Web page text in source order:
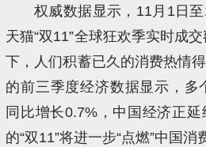
权威数据显示，11月1日
天猫“双11”全球狂欢季实时成
下，人们积蓄已久的消费热情
的前三季度经济数据显示，多
同比增长0.7%，中国经济正
的“双11”将进一步“点燃”中国消